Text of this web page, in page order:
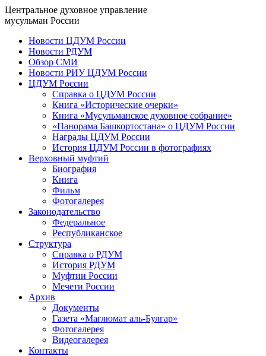
Центральное духовное управление
мусульман России
Новости ЦДУМ России
Новости РДУМ
Обзор СМИ
Новости РИУ ЦДУМ России
ЦДУМ России
Справка о ЦДУМ России
Книга «Исторические очерки»
Книга «Мусульманское духовное собрание»
«Панорама Башкортостана» о ЦДУМ России
Награды ЦДУМ России
История ЦДУМ России в фотографиях
Верховный муфтий
Биография
Книга
Фильм
Фотогалерея
Законодательство
Федеральное
Республиканское
Структура
Справка о РДУМ
История РДУМ
Муфтии России
Мечети России
Архив
Документы
Газета «Маглюмат аль-Булгар»
Фотогалерея
Видеогалерея
Контакты